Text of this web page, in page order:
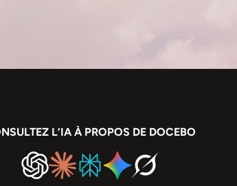
L’IA À PROPOS DE DOCEBO